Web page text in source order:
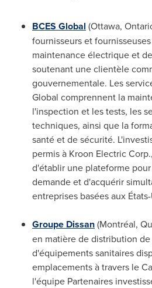
BCES Global (Ottawa,
fournisseurs et
maintenance électrique et
soutenant une clientèle
gouvernementale. Les
Global comprennent la
l'inspection et les tests, les
techniques, ainsi que la
santé et de sécurité.
permis à Kroon Electric
d'établir une plateforme
demande et d'acquérir
entreprises basées aux
Groupe Dissan(Montréal,
en matière de distribution
d'équipements sanitaires
emplacements à travers le
l'équipe Partenaires